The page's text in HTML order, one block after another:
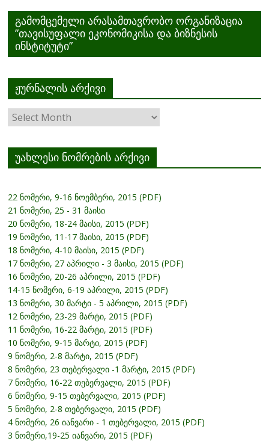
გამომცემელი არასამთავრობო ორგანიზაცია
”თავისუფალი ეკონომიკისა და ბიზნესის
ინსტიტუტი”
ჟურნალის არქივი
ჟურნალის
არქივი
უახლესი ნომრების არქივი
22 ნომერი, 9-16 ნოემბერი, 2015 (PDF)
21 ნომერი, 25 - 31 მაისი
20 ნომერი, 18-24 მაისი, 2015 (PDF)
19 ნომერი, 11-17 მაისი, 2015 (PDF)
18 ნომერი, 4-10 მაისი, 2015 (PDF)
17 ნომერი, 27 აპრილი - 3 მაისი, 2015 (PDF)
16 ნომერი, 20-26 აპრილი, 2015 (PDF)
14-15 ნომერი, 6-19 აპრილი, 2015 (PDF)
13 ნომერი, 30 მარტი - 5 აპრილი, 2015 (PDF)
12 ნომერი, 23-29 მარტი, 2015 (PDF)
11 ნომერი, 16-22 მარტი, 2015 (PDF)
10 ნომერი, 9-15 მარტი, 2015 (PDF)
9 ნომერი, 2-8 მარტი, 2015 (PDF)
8 ნომერი, 23 თებერვალი -1 მარტი, 2015 (PDF)
7 ნომერი, 16-22 თებერვალი, 2015 (PDF)
6 ნომერი, 9-15 თებერვალი, 2015 (PDF)
5 ნომერი, 2-8 თებერვალი, 2015 (PDF)
4 ნომერი, 26 იანვარი - 1 თებერვალი, 2015 (PDF)
3 ნომერი,19-25 იანვარი, 2015 (PDF)